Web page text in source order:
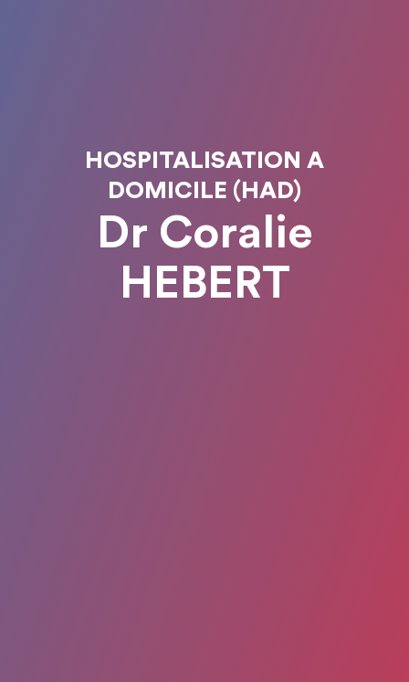
HOSPITALISATION A
DOMICILE (HAD)
Dr Coralie
HEBERT